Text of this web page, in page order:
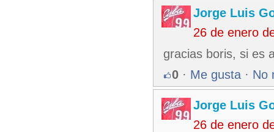
Jorge Luis
26 de enero
gracias boris, si es
0 · Me gusta · No
Jorge Luis
26 de enero